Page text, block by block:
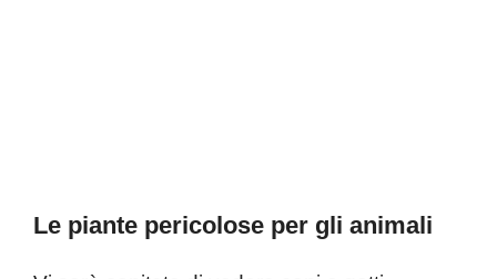
Le piante pericolose per gli animali